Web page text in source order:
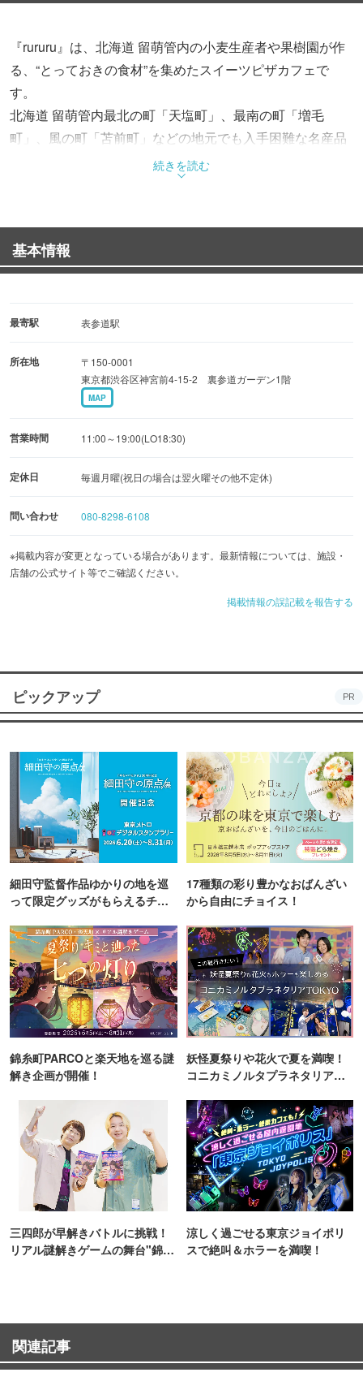
『rururu』は、北海道 留萌管内の小麦生産者や果樹園が作
る、“とっておきの食材”を集めたスイーツピザカフェで
す。
北海道 留萌管内最北の町「天塩町」、最南の町「増毛
町」、風の町「苫前町」などの地元でも入手困難な名産品
や、本当は秘密にしたい「とっても とっても美味しい」食
苫前町産の高級米「ゆめぴりか」を使用した「イチゴ甘
酒」などのオリジナルドリンクや、メディアでも話題の留
萌市『井原水産』数の子チーズ「カズチー」を贅沢に使っ
ッテ・ウーノ」など楽しめます。ここでしか買えない特産
続きを読む
基本情報
最寄駅 表参道駅
所在地
〒150-0001
東京都渋谷区神宮前4-15-2 裏参道ガーデン1階
MAP
営業時間 11:00～19:00(LO18:30)
定休日 毎週月曜(祝日の場合は翌火曜その他不定休)
問い合わせ 080-8298-6108
※掲載内容が変更となっている場合があります。最新情報については、施設・
店舗の公式サイト等でご確認ください。
掲載情報の誤記載を報告する
ピックアップ PR
細田守監督作品ゆかりの地を巡
って限定グッズがもらえるチャ
17種類の彩り豊かなおばんざい
から自由にチョイス！
錦糸町PARCOと楽天地を巡る謎
解き企画が開催！
妖怪夏祭りや花火で夏を満喫！
コニカミノルタプラネタリア
三四郎が早解きバトルに挑戦！
リアル謎解きゲームの舞台"錦糸
涼しく過ごせる東京ジョイポリ
スで絶叫＆ホラーを満喫！
関連記事